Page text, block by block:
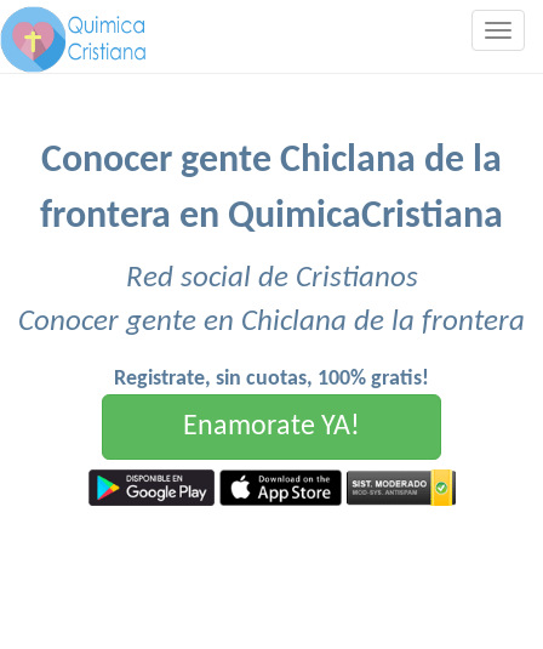
Conocer gente Chiclana de la
frontera en QuimicaCristiana
Red social de Cristianos
Conocer gente en Chiclana de la frontera
Registrate, sin cuotas, 100% gratis!
Enamorate YA!